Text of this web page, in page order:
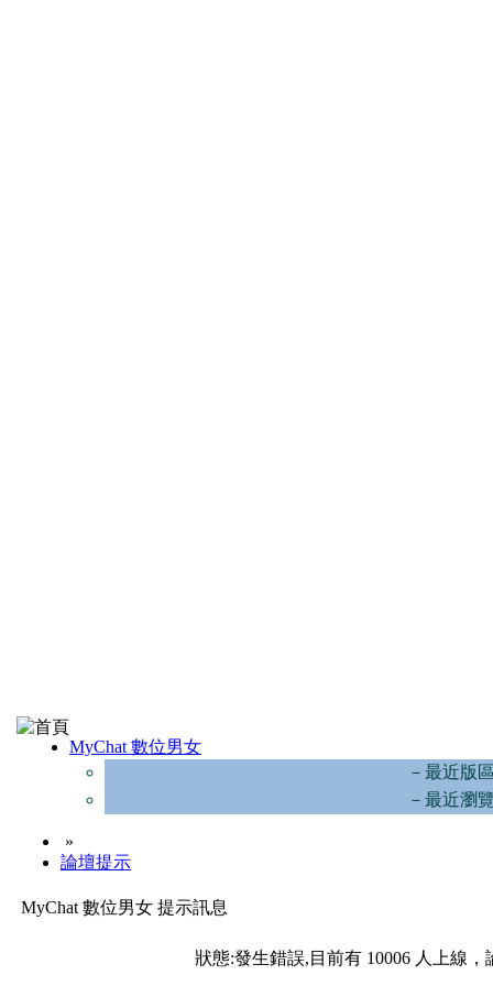
MyChat 數位男女
－最近版
－最近瀏
»
論壇提示
MyChat 數位男女 提示訊息
狀態:發生錯誤,目前有 10006 人上線